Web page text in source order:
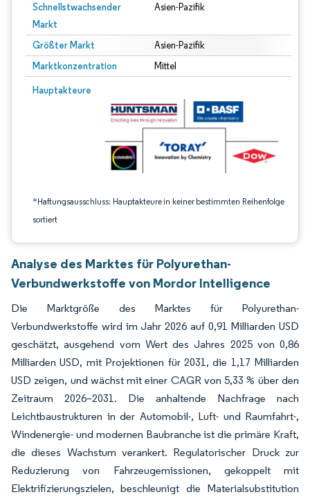
Schnellstwachsender
Markt
Asien-Pazifik
Größter Markt Asien-Pazifik
Marktkonzentration Mittel
Hauptakteure
*Haftungsausschluss: Hauptakteure in keiner bestimmten Reihenfolge
sortiert
Bild © Mordor Intelligence. Wiederverwendung erfordert Namensnennung
Analyse des Marktes für Polyurethan-
Verbundwerkstoffe von Mordor Intelligence
Die Marktgröße des Marktes für Polyurethan-
Verbundwerkstoffe wird im Jahr 2026 auf 0,91 Milliarden USD
geschätzt, ausgehend vom Wert des Jahres 2025 von 0,86
Milliarden USD, mit Projektionen für 2031, die 1,17 Milliarden
USD zeigen, und wächst mit einer CAGR von 5,33 % über den
Zeitraum 2026–2031. Die anhaltende Nachfrage nach
Leichtbaustrukturen in der Automobil-, Luft- und Raumfahrt-,
Windenergie- und modernen Baubranche ist die primäre Kraft,
die dieses Wachstum verankert. Regulatorischer Druck zur
Reduzierung von Fahrzeugemissionen, gekoppelt mit
Elektrifizierungszielen, beschleunigt die Materialsubstitution